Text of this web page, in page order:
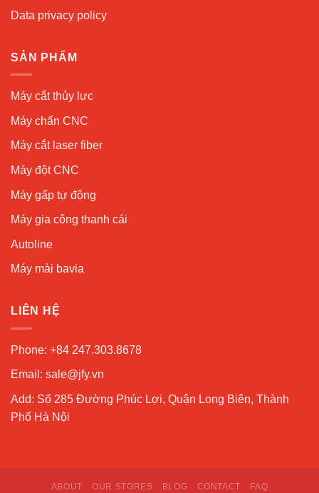
Data privacy policy
SẢN PHẨM
Máy cắt thủy lực
Máy chấn CNC
Máy cắt laser fiber
Máy đột CNC
Máy gấp tự động
Máy gia công thanh cái
Autoline
Máy mài bavia
LIÊN HỆ
Phone: +84 247.303.8678
Email: sale@jfy.vn
Add: Số 285 Đường Phúc Lợi, Quận Long Biên, Thành
Phố Hà Nội
ABOUT OUR STORES BLOG CONTACT FAQ